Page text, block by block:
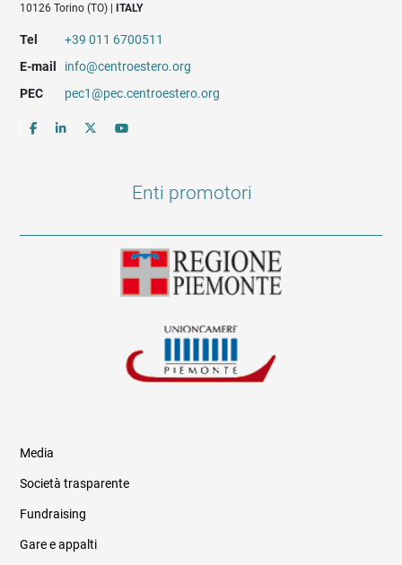
10126 Torino (TO) |
ITALY
Tel
+39 011 6700511
E-mail
info@centroestero.org
PEC
pec1@pec.centroestero.org
Enti promotori
Informazioni legali e trasparenza
Media
Società trasparente
Fundraising
Gare e appalti